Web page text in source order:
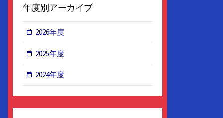
年度別アーカイブ
2026年度
2025年度
2024年度